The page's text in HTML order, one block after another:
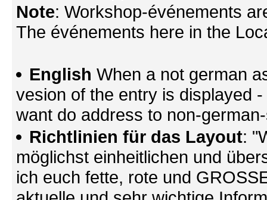
Note: Workshop-événements
The événements here in the
English When a not german
vesion of the entry is displayed
want do address to non-
Richtlinien für das Layout:
möglichst einheitlichen und
ich euch fette, rote und